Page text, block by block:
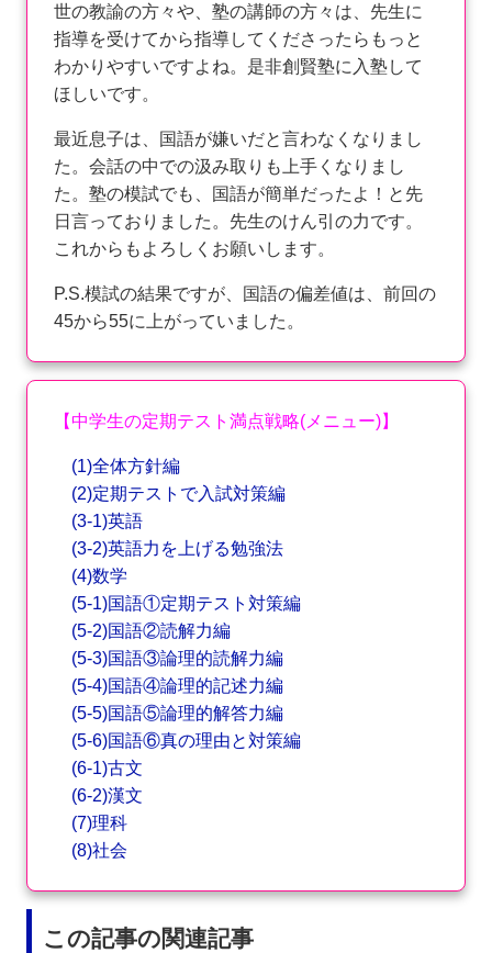
世の教諭の方々や、塾の講師の方々は、先生に
指導を受けてから指導してくださったらもっと
わかりやすいですよね。是非創賢塾に入塾して
ほしいです。
最近息子は、国語が嫌いだと言わなくなりまし
た。会話の中での汲み取りも上手くなりまし
た。塾の模試でも、国語が簡単だったよ！と先
日言っておりました。先生のけん引の力です。
これからもよろしくお願いします。
P.S.模試の結果ですが、国語の偏差値は、前回の
45から55に上がっていました。
【中学生の定期テスト満点戦略(メニュー)】
(1)全体方針編
(2)定期テストで入試対策編
(3-1)英語
(3-2)英語力を上げる勉強法
(4)数学
(5-1)国語①定期テスト対策編
(5-2)国語②読解力編
(5-3)国語③論理的読解力編
(5-4)国語④論理的記述力編
(5-5)国語⑤論理的解答力編
(5-6)国語⑥真の理由と対策編
(6-1)古文
(6-2)漢文
(7)理科
(8)社会
この記事の関連記事